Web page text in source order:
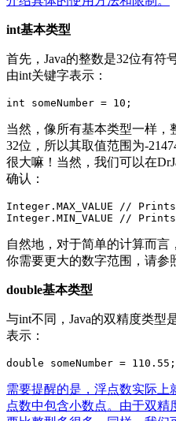
int基本类型
首先，Java的整数是32位有符
由int关键字表示：
当然，像所有基本类型一样
32位，所以其取值范围为-
很大嘛！当然，我们可以在
确认：
Integer.MAX_VALUE //
自然地，对于简单的计算而
你需要更大的数字范围，请参
double基本类型
与int不同，Java的双精度类型
表示：
需要提醒的是，浮点数实际
点数中包含小数点。由于双精